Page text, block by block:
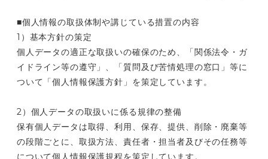
■個人情報の取扱体制や講じている措置の内容
1）基本方針の策定
個人データの適正な取扱いの確保のため、「関係法令・ガ
イドライン等の遵守」、「質問及び苦情処理の窓口」等に
ついて「個人情報保護方針」を策定しています。
2）個人データの取扱いに係る規律の整備
保有個人データは取得、利用、保存、提供、削除・廃棄等
の段階ごとに、取扱方法、責任者・担当者及びその任務等
について個人情報保護規程を策定しています。